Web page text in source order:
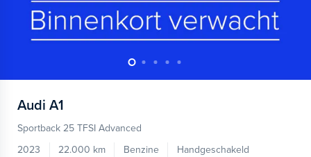
Audi A1
Sportback 25 TFSI Advanced
2023
22.000 km Benzine
Handgeschakeld